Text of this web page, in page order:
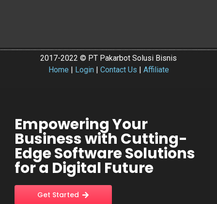
2017-2022 © PT Pakarbot Solusi Bisnis
Home
Login| Contact Us Affiliate
Empowering Your
Business with Cutting-
Edge Software Solutions
for a Digital Future
Get Started